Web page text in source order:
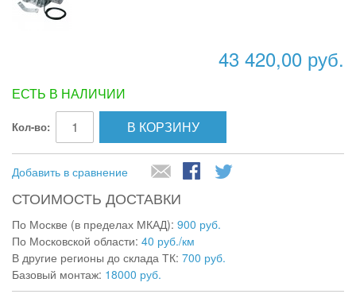
43 420,00 руб.
ЕСТЬ В НАЛИЧИИ
Кол-во: В КОРЗИНУ
Добавить в сравнение
СТОИМОСТЬ ДОСТАВКИ
По Москве (в пределах МКАД): 900 руб.
По Московской области: 40 руб./км
В другие регионы до склада ТК: 700 руб.
Базовый монтаж: 18000 руб.